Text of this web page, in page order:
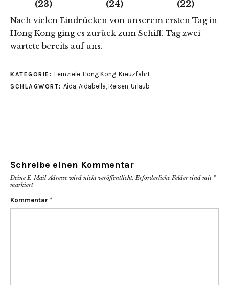
Nach vielen Eindrücken von unserem ersten Tag in
Hong Kong ging es zurück zum Schiff. Tag zwei
wartete bereits auf uns.
KATEGORIE: Fernziele, Hong Kong, Kreuzfahrt
SCHLAGWORT: Aida, Aidabella, Reisen, Urlaub
Schreibe einen Kommentar
Deine E-Mail-Adresse wird nicht veröffentlicht. Erforderliche Felder sind mit *
markiert
Kommentar *